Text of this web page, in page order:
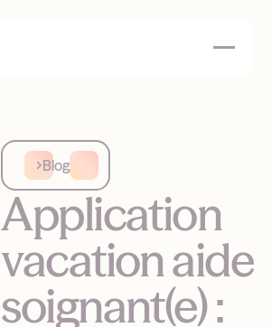
Blog
Application
vacation aide
soignant(e) :